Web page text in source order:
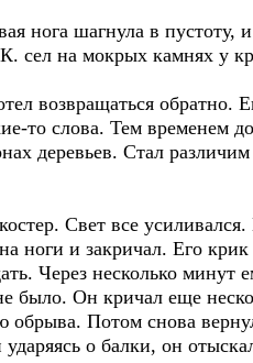
нога шагнула в пустоту,
сел на мокрых камнях у
возвращаться обратно.
то слова. Тем временем
деревьев. Стал
Свет все усиливался.
ноги и закричал. Его
Через несколько минут
было. Он кричал еще
обрыва. Потом снова
о балки, он